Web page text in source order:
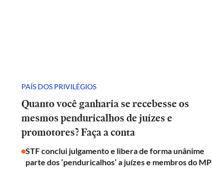
PAÍS DOS PRIVILÉGIOS
Quanto você ganharia se recebesse os
mesmos penduricalhos de juízes e
promotores? Faça a conta
STF conclui julgamento e libera de forma unânime
parte dos ‘penduricalhos’ a juízes e membros do MP